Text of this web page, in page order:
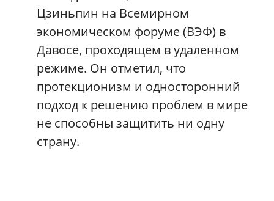
Цзиньпин на Всемирном
экономическом форуме (ВЭФ) в
Давосе, проходящем в удаленном
режиме. Он отметил, что
протекционизм и односторонний
подход к решению проблем в мире
не способны защитить ни одну
страну.